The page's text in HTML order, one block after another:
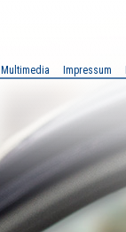
Multimedia Impressum